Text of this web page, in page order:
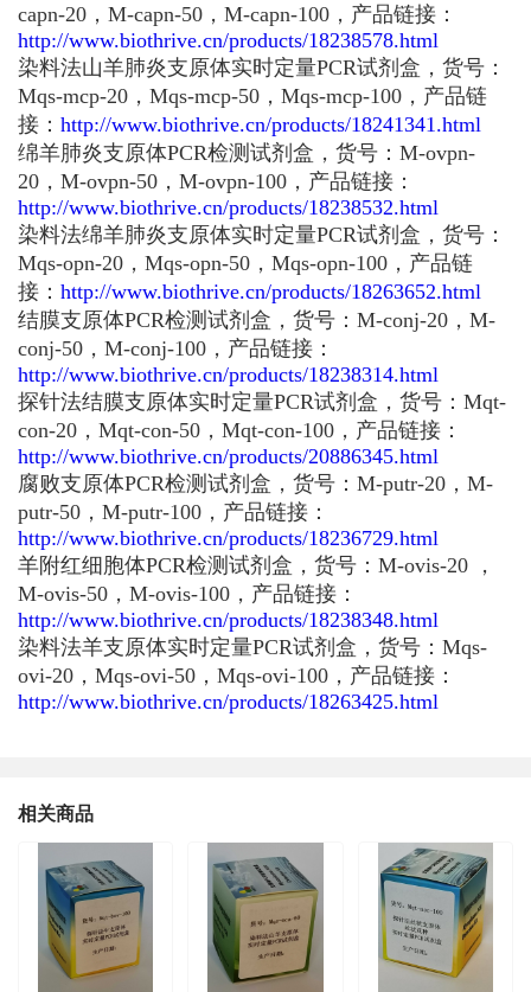
capn-20，M-capn-50，M-capn-100，产品链接：
http://www.biothrive.cn/products/18238578.html
染料法山羊肺炎支原体实时定量PCR试剂盒，货号：
Mqs-mcp-20，Mqs-mcp-50，Mqs-mcp-100，产品链
接： http://www.biothrive.cn/products/18241341.html
绵羊肺炎支原体PCR检测试剂盒，货号：M-ovpn-
20，M-ovpn-50，M-ovpn-100，产品链接：
http://www.biothrive.cn/products/18238532.html
染料法绵羊肺炎支原体实时定量PCR试剂盒，货号：
Mqs-opn-20，Mqs-opn-50，Mqs-opn-100，产品链
接： http://www.biothrive.cn/products/18263652.html
结膜支原体PCR检测试剂盒，货号：M-conj-20，M-
conj-50，M-conj-100，产品链接：
http://www.biothrive.cn/products/18238314.html
探针法结膜支原体实时定量PCR试剂盒，货号：Mqt-
con-20，Mqt-con-50，Mqt-con-100，产品链接：
http://www.biothrive.cn/products/20886345.html
腐败支原体PCR检测试剂盒，货号：M-putr-20，M-
putr-50，M-putr-100，产品链接：
http://www.biothrive.cn/products/18236729.html
羊附红细胞体PCR检测试剂盒，货号：M-ovis-20 ，
M-ovis-50，M-ovis-100，产品链接：
http://www.biothrive.cn/products/18238348.html
染料法羊支原体实时定量PCR试剂盒，货号：Mqs-
ovi-20，Mqs-ovi-50，Mqs-ovi-100，产品链接：
http://www.biothrive.cn/products/18263425.html
相关商品